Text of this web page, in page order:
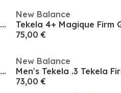
Tekela 4+ Magique Firm Ground Football Boots
New Balance
75,00 €
Tekela V4+ Magia Firm Ground Football Boots
New Balance
73,00 €